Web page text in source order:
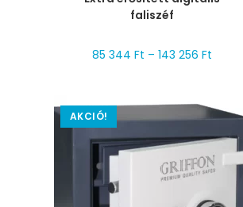
faliszéf
85 344 Ft – 143 256 Ft
AKCIÓ!